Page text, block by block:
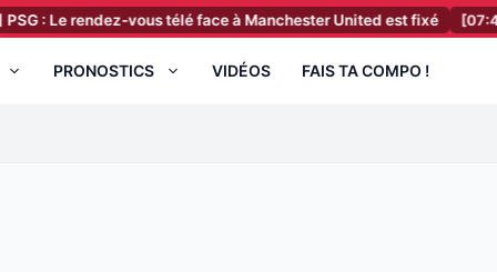
rendez-vous télé face à Manchester United est fixé [07:41] FC
PRONOSTICS VIDÉOS FAIS TA COMPO !